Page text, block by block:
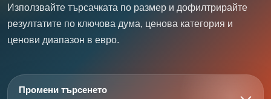
Използвайте търсачката по размер и дофилтрирайте
резултатите по ключова дума, ценова категория и
ценови диапазон в евро.
Промени търсенето